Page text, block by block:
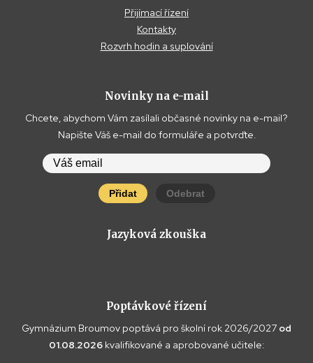
Přijímací řízení
Kontakty
Rozvrh hodin a suplování
Novinky na e-mail
Chcete, abychom Vám zasílali občasné novinky na e-mail?
Napište Váš e-mail do formuláře a potvrďte.
Přidat Odebrat
Jazyková zkouška
Poptávkové řízení
Gymnázium Broumov poptává pro školní rok 2026/2027 od
01.08.2026 kvalifikované a aprobované učitele: